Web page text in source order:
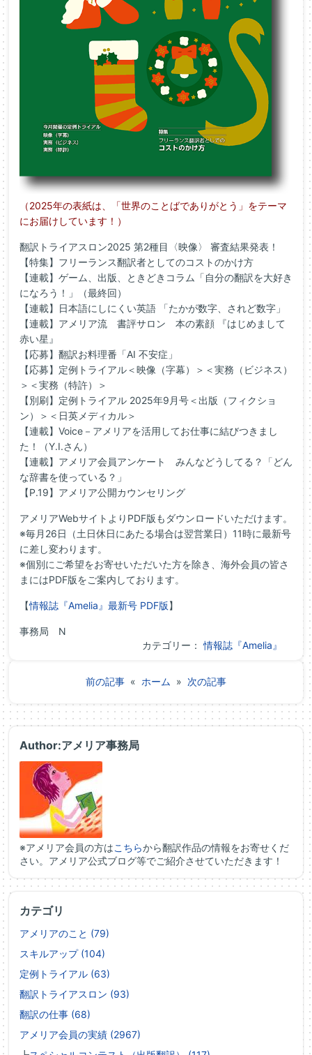
（2025年の表紙は、「世界のことばでありがとう」をテーマ
にお届けしています！）
翻訳トライアスロン2025 第2種目〈映像〉 審査結果発表！
【特集】フリーランス翻訳者としてのコストのかけ方
【連載】ゲーム、出版、ときどきコラム「自分の翻訳を大好き
になろう！」（最終回）
【連載】日本語にしにくい英語 「たかが数字、されど数字」
【連載】アメリア流 書評サロン 本の素顔 『はじめまして
赤い星』
【応募】翻訳お料理番「AI 不安症」
【応募】定例トライアル＜映像（字幕）＞＜実務（ビジネス）
＞＜実務（特許）＞
【別刷】定例トライアル 2025年9月号＜出版（フィクショ
ン）＞＜日英メディカル＞
【連載】Voice－ アメリアを活用してお仕事に結びつきまし
た！（Y.I.さん）
【連載】アメリア会員アンケート みんなどうしてる？「どん
な辞書を使っている？」
【P.19】アメリア公開カウンセリング
アメリアWebサイトよりPDF版もダウンロードいただけます。
※毎月26日（土日休日にあたる場合は翌営業日）11時に最新号
に差し変わります。
※個別にご希望をお寄せいただいた方を除き、 海外会員の皆さ
まにはPDF版をご案内しております。
【情報誌『Amelia』最新号 PDF版】
事務局 N
カテゴリー：情報誌『Amelia』
前の記事 « ホーム » 次の記事
Author:アメリア事務局
※アメリア会員の方はこちらから翻訳作品の情報をお寄せくだ
さい。アメリア公式ブログ等でご紹介させていただきます！
カテゴリ
アメリアのこと (79)
スキルアップ (104)
定例トライアル (63)
翻訳トライアスロン (93)
翻訳の仕事 (68)
アメリア会員の実績 (2967)